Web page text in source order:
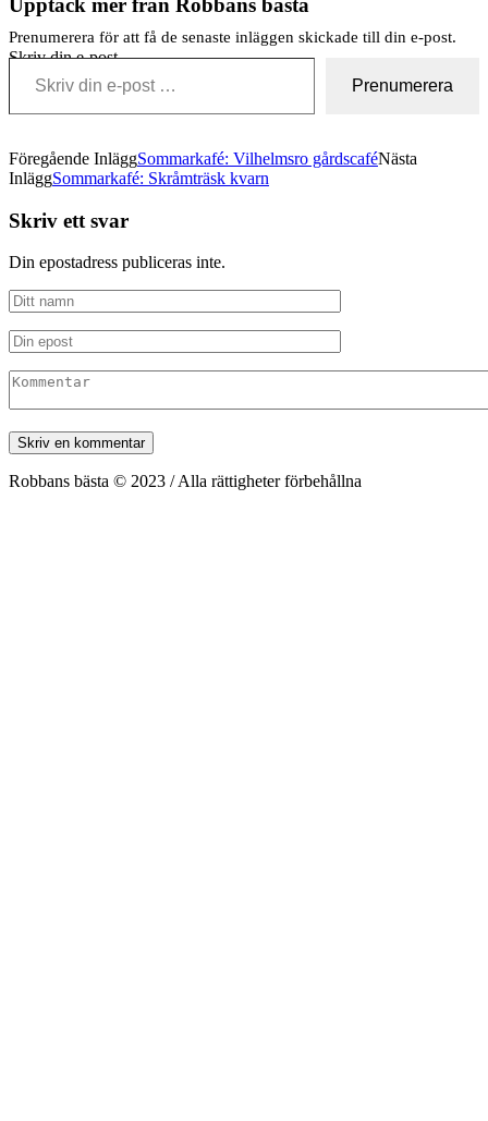
Upptäck mer från Robbans bästa
Prenumerera för att få de senaste inläggen skickade till din e-post.
Skriv din e-post …
Prenumerera
Föregående InläggSommarkafé: Vilhelmsro gårdscaféNästa
InläggSommarkafé: Skråmträsk kvarn
Skriv ett svar
Din epostadress publiceras inte.
Robbans bästa © 2023 / Alla rättigheter förbehållna